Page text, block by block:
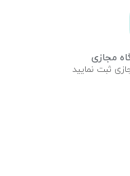
مجازی
ثبت نمایید